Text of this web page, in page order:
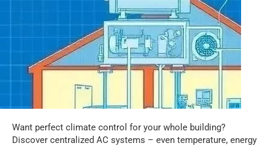
Want perfect climate control for your whole building?
Discover centralized AC systems – even temperature, energy